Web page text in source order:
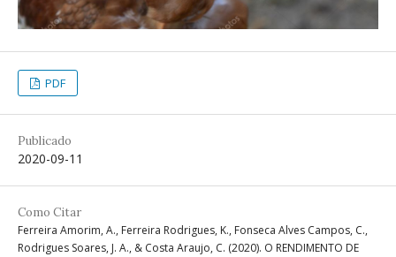
PDF
Publicado
2020-09-11
Como Citar
Ferreira Amorim, A., Ferreira Rodrigues, K., Fonseca Alves Campos, C.,
Rodrigues Soares, J. A., & Costa Araujo, C. (2020). O RENDIMENTO DE